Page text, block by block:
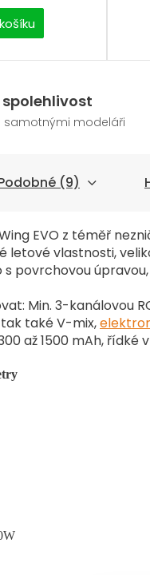
samotnými modeláři
(9)
EVO z téměř
letové vlastnosti,
s povrchovou
Min. 3-kanálovou
také V-mix,
až 1500 mAh, řídké